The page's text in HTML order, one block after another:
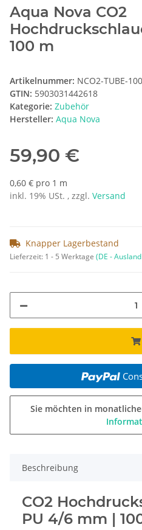
Aqua Nova CO2
100 m
Artikelnummer: NCO2-TUBE-
GTIN: 5903031442618
Kategorie: Zubehör
Hersteller: Aqua Nova
59,90 €
0,60 € pro 1 m
inkl. 19% USt. , zzgl. Versand
Knapper Lagerbestand
Lieferzeit: 1 - 5 Werktage (DE -
Sie möchten in
Beschreibung
CO2
PU 4/6 mm |